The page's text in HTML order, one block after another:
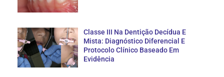
Classe III Na Dentição Decídua E
Mista: Diagnóstico Diferencial E
Protocolo Clínico Baseado Em
Evidência